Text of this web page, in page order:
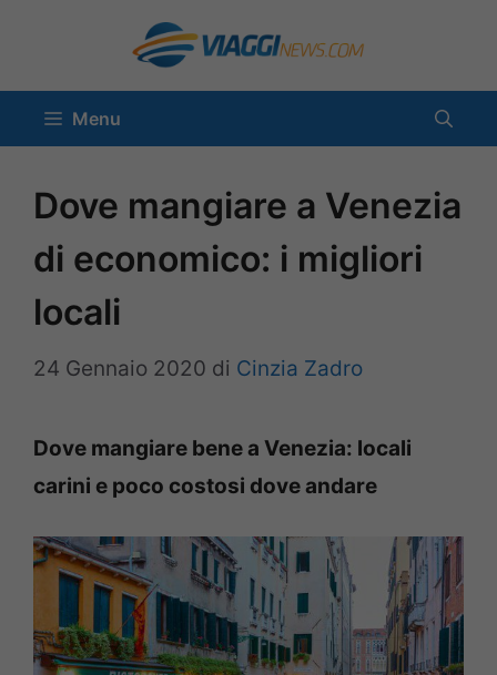
contenuto
Menu
Dove mangiare a Venezia
di economico: i migliori
locali
24 Gennaio 2020 di Cinzia Zadro
Dove mangiare bene a Venezia: locali
carini e poco costosi dove andare